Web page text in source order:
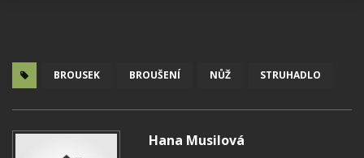
BROUSEK BROUŠENÍ NŮŽ STRUHADLO
Hana Musilová